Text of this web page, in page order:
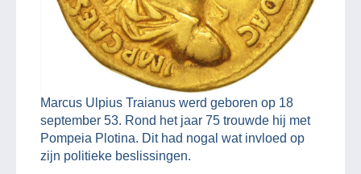
Marcus Ulpius Traianus werd geboren op 18
september 53. Rond het jaar 75 trouwde hij met
Pompeia Plotina. Dit had nogal wat invloed op
zijn politieke beslissingen.